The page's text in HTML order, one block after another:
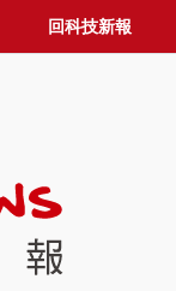
回科技新報